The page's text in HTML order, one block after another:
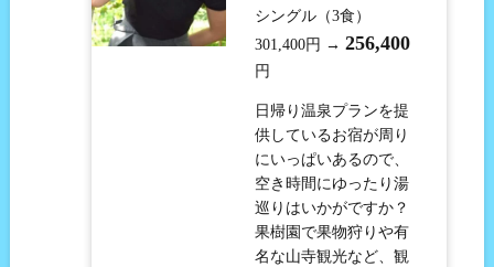
シングル（3食）
301,400円 → 256,400
円
日帰り温泉プランを提
供しているお宿が周り
にいっぱいあるので、
空き時間にゆったり湯
巡りはいかがですか？
果樹園で果物狩りや有
名な山寺観光など、観